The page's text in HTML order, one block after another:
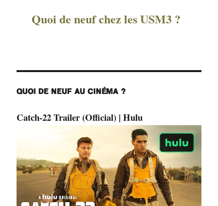
Quoi de neuf chez les USM3 ?
QUOI DE NEUF AU CINÉMA ?
Catch-22 Trailer (Official) | Hulu